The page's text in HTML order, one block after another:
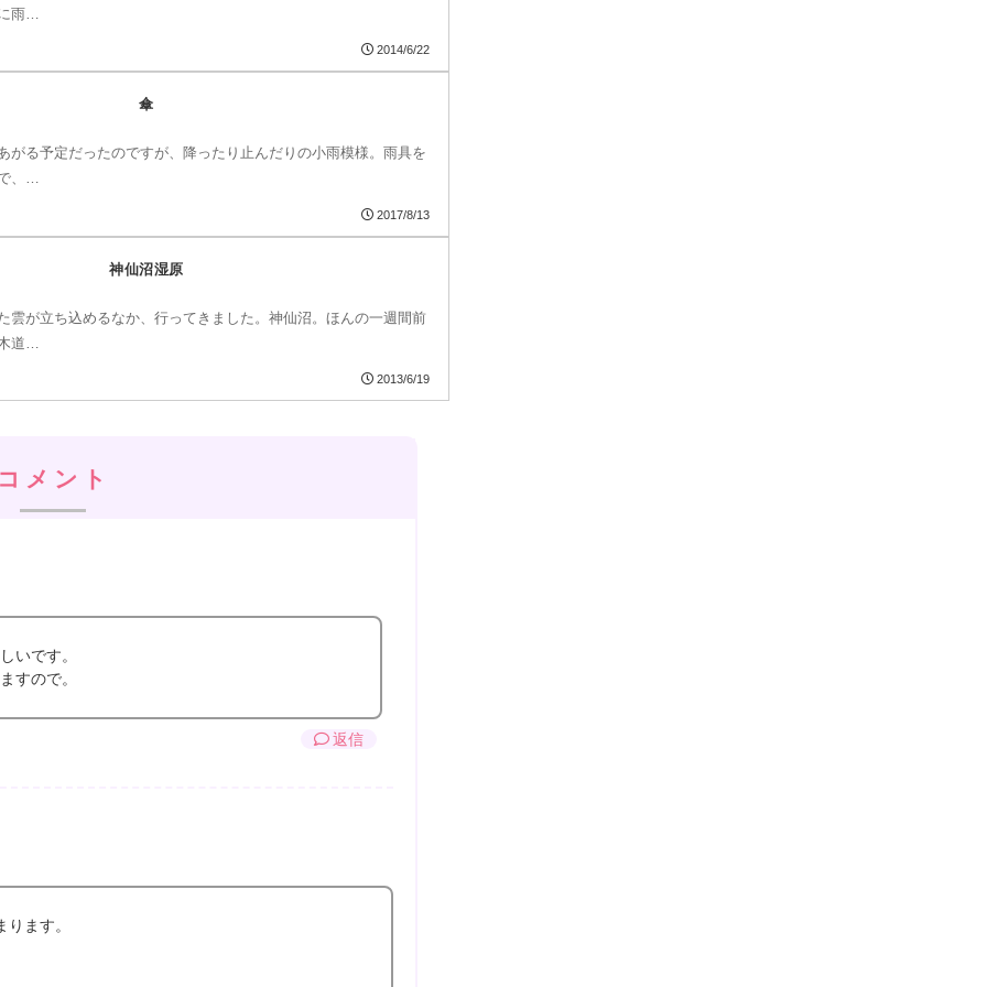
雨…
2014/6/22
傘
がる予定だったのですが、降ったり止んだりの小雨模様。雨具を
、…
2017/8/13
神仙沼湿原
雲が立ち込めるなか、行ってきました。神仙沼。ほんの一週間前
道…
2013/6/19
メント
いです。
すので。
返信
ます。